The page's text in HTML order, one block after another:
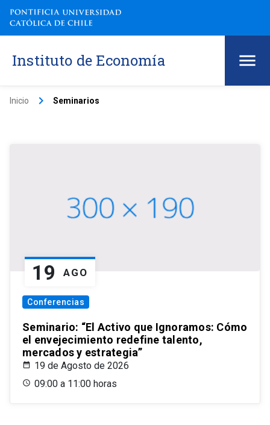
Instituto de Economía
Inicio keyboard_arrow_right Seminarios
19 AGO
Conferencias
Seminario: “El Activo que Ignoramos: Cómo
el envejecimiento redefine talento,
mercados y estrategia”
19 de Agosto de 2026
09:00 a 11:00 horas